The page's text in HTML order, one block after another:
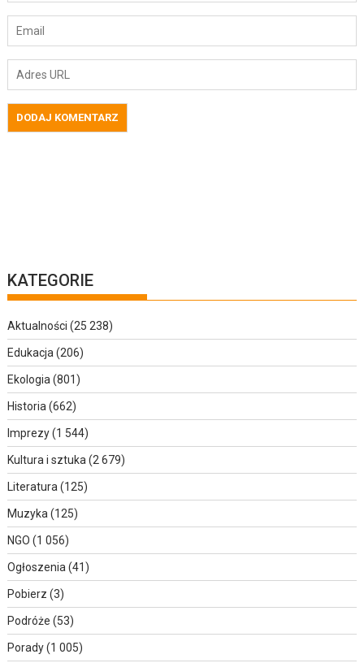
KATEGORIE
Aktualności (25 238)
Edukacja(206)
Ekologia(801)
Historia(662)
Imprezy(1 544)
Kultura i sztuka(2 679)
Literatura(125)
Muzyka(125)
NGO (1 056)
Ogłoszenia(41)
Pobierz (3)
Podróże (53)
Porady(1 005)